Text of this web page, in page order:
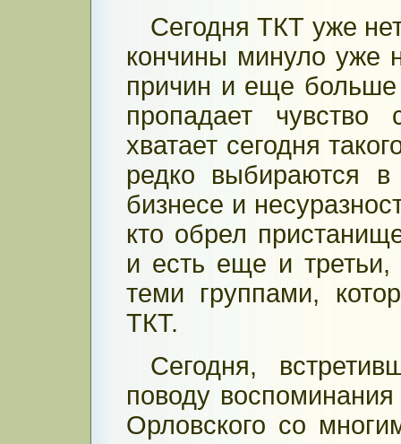
Сегодня ТКТ уже
кончины минуло уже
причин и еще
пропадает
хватает сегодня
редко выбираются
бизнесе и
кто обрел
и есть еще и третьи,
теми группами,
ТКТ.
Сегодня,
поводу
Орловского со